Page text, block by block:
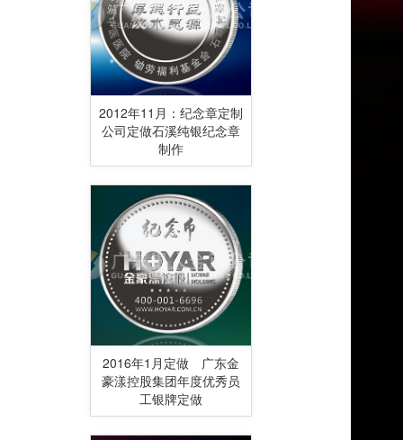
2012年11月：纪念章定制
公司定做石溪纯银纪念章
制作
2016年1月定做 广东金
豪漾控股集团年度优秀员
工银牌定做